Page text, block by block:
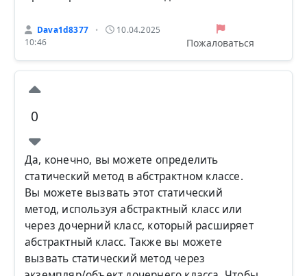
Dava1d8377 •
10.04.2025
10:46
Пожаловаться
0
Да, конечно, вы можете определить
статический метод в абстрактном классе.
Вы можете вызвать этот статический
метод, используя абстрактный класс или
через дочерний класс, который расширяет
абстрактный класс. Также вы можете
вызвать статический метод через